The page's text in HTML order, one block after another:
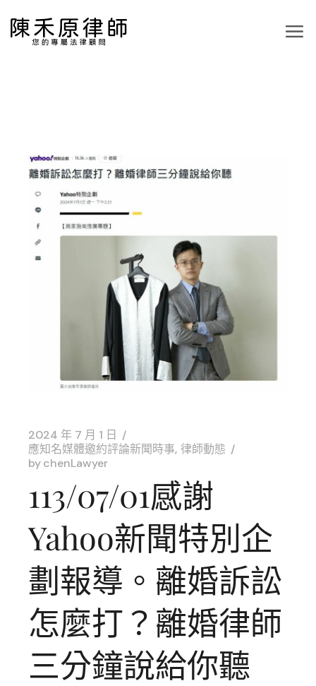
2024 年 7 月 1 日
應知名媒體邀約評論新聞時事 律師動態
bychenLawyer
113/07/01感謝
Yahoo新聞特別企
劃報導。離婚訴訟
怎麼打？離婚律師
三分鐘說給你聽